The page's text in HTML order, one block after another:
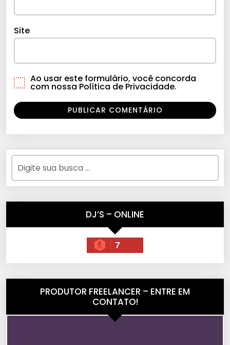
Site
Ao usar este formulário, você concorda
com nossa Política de Privacidade.
DJ’S – ONLINE
7
PRODUTOR FREELANCER – ENTRE EM
CONTATO!